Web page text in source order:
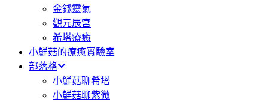
金錢靈氣
觀元辰宮
希塔療癒
小鮮菇的療癒實驗室
部落格
小鮮菇聊希塔
小鮮菇聊紫微